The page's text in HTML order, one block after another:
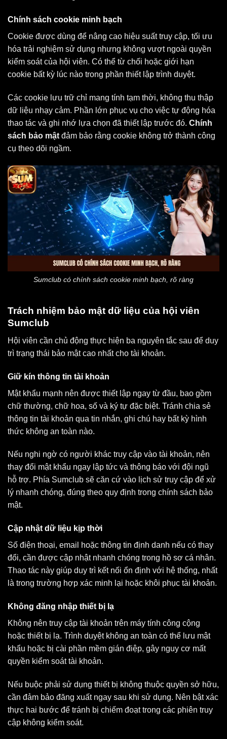
Chính sách cookie minh bạch
Cookie được dùng để nâng cao hiệu suất truy cập, tối ưu
hóa trải nghiệm sử dụng nhưng không vượt ngoài quyền
kiểm soát của hội viên. Có thể từ chối hoặc giới hạn
cookie bất kỳ lúc nào trong phần thiết lập trình duyệt.
Các cookie lưu trữ chỉ mang tính tạm thời, không thu thập
dữ liệu nhạy cảm. Phần lớn phục vụ cho việc tự động hóa
thao tác và ghi nhớ lựa chọn đã thiết lập trước đó. Chính
sách bảo mật đảm bảo rằng cookie không trở thành công
cụ theo dõi ngầm.
Sumclub có chính sách cookie minh bạch, rõ ràng
Trách nhiệm bảo mật dữ liệu của hội viên
Sumclub
Hội viên cần chủ động thực hiện ba nguyên tắc sau để duy
trì trạng thái bảo mật cao nhất cho tài khoản.
Giữ kín thông tin tài khoản
Mật khẩu mạnh nên được thiết lập ngay từ đầu, bao gồm
chữ thường, chữ hoa, số và ký tự đặc biệt. Tránh chia sẻ
thông tin tài khoản qua tin nhắn, ghi chú hay bất kỳ hình
thức không an toàn nào.
Nếu nghi ngờ có người khác truy cập vào tài khoản, nên
thay đổi mật khẩu ngay lập tức và thông báo với đội ngũ
hỗ trợ. Phía Sumclub sẽ căn cứ vào lịch sử truy cập để xử
lý nhanh chóng, đúng theo quy định trong chính sách bảo
mật.
Cập nhật dữ liệu kịp thời
Số điện thoại, email hoặc thông tin định danh nếu có thay
đổi, cần được cập nhật nhanh chóng trong hồ sơ cá nhân.
Thao tác này giúp duy trì kết nối ổn định với hệ thống, nhất
là trong trường hợp xác minh lại hoặc khôi phục tài khoản.
Không đăng nhập thiết bị lạ
Không nên truy cập tài khoản trên máy tính công cộng
hoặc thiết bị lạ. Trình duyệt không an toàn có thể lưu mật
khẩu hoặc bị cài phần mềm gián điệp, gây nguy cơ mất
quyền kiểm soát tài khoản.
Nếu buộc phải sử dụng thiết bị không thuộc quyền sở hữu,
cần đảm bảo đăng xuất ngay sau khi sử dụng. Nên bật xác
thực hai bước để tránh bị chiếm đoạt trong các phiên truy
cập không kiểm soát.